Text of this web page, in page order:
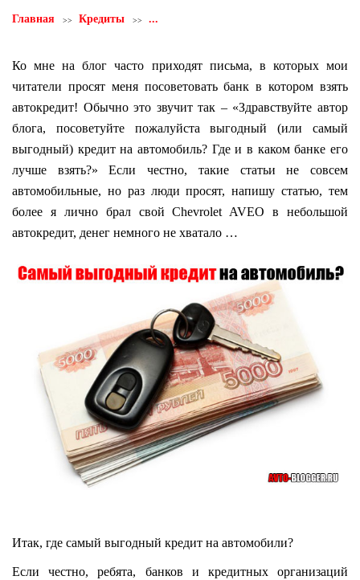
Главная Кредиты ...
Ко мне на блог часто приходят письма, в которых мои
читатели просят меня посоветовать банк в котором взять
автокредит! Обычно это звучит так – «Здравствуйте автор
блога, посоветуйте пожалуйста выгодный (или самый
выгодный) кредит на автомобиль? Где и в каком банке его
лучше взять?» Если честно, такие статьи не совсем
автомобильные, но раз люди просят, напишу статью, тем
более я лично брал свой Chevrolet AVEO в небольшой
автокредит, денег немного не хватало …
Итак, где самый выгодный кредит на автомобили?
Если честно, ребята, банков и кредитных организаций